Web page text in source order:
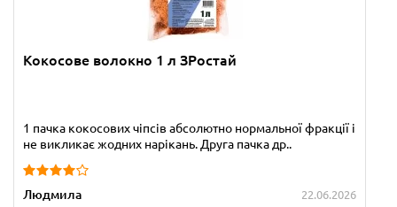
Кокосове волокно 1 л ЗРостай
1 пачка кокосових чіпсів абсолютно нормальної фракції і
не викликає жодних нарікань. Друга пачка др..
Людмила
22.06.2026